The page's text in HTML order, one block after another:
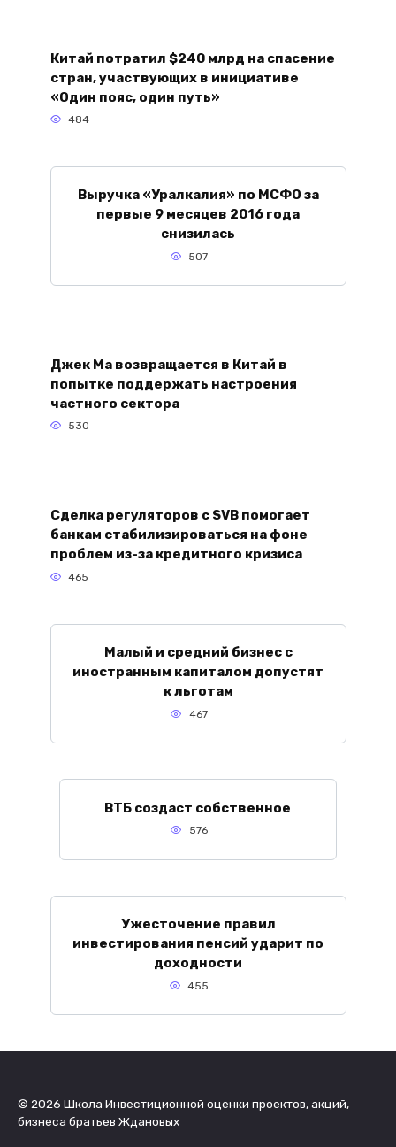
Китай потратил $240 млрд на спасение
стран, участвующих в инициативе
«Один пояс, один путь»
484
Выручка «Уралкалия» по МСФО за
первые 9 месяцев 2016 года
снизилась
507
Джек Ма возвращается в Китай в
попытке поддержать настроения
частного сектора
530
Сделка регуляторов с SVB помогает
банкам стабилизироваться на фоне
проблем из-за кредитного кризиса
465
Малый и средний бизнес с
иностранным капиталом допустят
к льготам
467
ВТБ создаст собственное
576
Ужесточение правил
инвестирования пенсий ударит по
доходности
455
© 2026 Школа Инвестиционной оценки проектов, акций,
бизнеса братьев Ждановых